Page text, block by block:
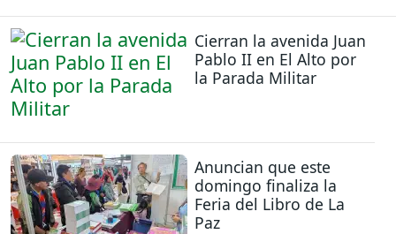
Cierran la avenida Juan
Pablo II en El Alto por
la Parada Militar
Anuncian que este
domingo finaliza la
Feria del Libro de La
Paz